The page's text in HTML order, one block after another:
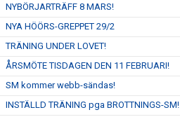
NYBÖRJARTRÄFF 8 MARS!
NYA HÖÖRS-GREPPET 29/2
TRÄNING UNDER LOVET!
ÅRSMÖTE TISDAGEN DEN 11 FEBRUARI!
SM kommer webb-sändas!
INSTÄLLD TRÄNING pga BROTTNINGS-SM!